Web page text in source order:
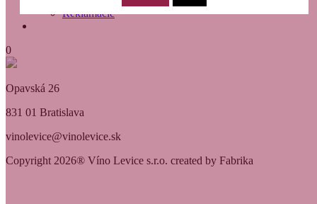
Reklamácie
0
Opavská 26
831 01 Bratislava
vinolevice@vinolevice.sk
Copyright 2026® Víno Levice s.r.o. created by Fabrika